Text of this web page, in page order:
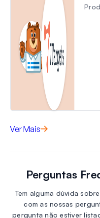
Ver Mais
Perguntas
Tem alguma dúvida
com as nossas
pergunta não estiver